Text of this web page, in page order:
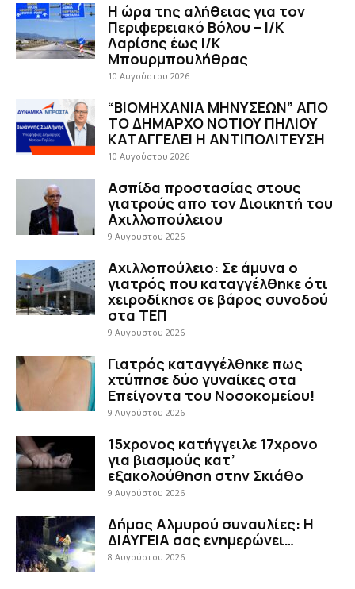
H ώρα της αλήθειας για τον
Περιφερειακό Βόλου – Ι/Κ
Λαρίσης έως Ι/Κ
Μπουρμπουλήθρας
10 Αυγούστου 2026
“ΒΙΟΜΗΧΑΝΙΑ ΜΗΝΥΣΕΩΝ” ΑΠΟ
ΤΟ ΔΗΜΑΡΧΟ ΝΟΤΙΟΥ ΠΗΛΙΟΥ
ΚΑΤΑΓΓΕΛΕΙ Η ΑΝΤΙΠΟΛΙΤΕΥΣΗ
10 Αυγούστου 2026
Ασπίδα προστασίας στους
γιατρούς απο τον Διοικητή του
Αχιλλοπούλειου
9 Αυγούστου 2026
Αχιλλοπούλειο: Σε άμυνα ο
γιατρός που καταγγέλθηκε ότι
χειροδίκησε σε βάρος συνοδού
στα ΤΕΠ
9 Αυγούστου 2026
Γιατρός καταγγέλθηκε πως
χτύπησε δύο γυναίκες στα
Επείγοντα του Νοσοκομείου!
9 Αυγούστου 2026
15χρονος κατήγγειλε 17χρονο
για βιασμούς κατ’
εξακολούθηση στην Σκιάθο
9 Αυγούστου 2026
Δήμος Αλμυρού συναυλίες: Η
ΔΙΑΥΓΕΙΑ σας ενημερώνει…
8 Αυγούστου 2026